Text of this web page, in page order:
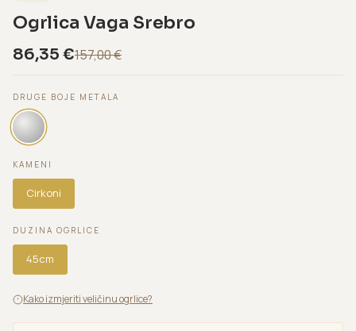
Ogrlica Vaga Srebro
86,35 €157,00€
DRUGE BOJE METALA
KAMENI
Cirkoni
DUZINA OGRLICE
45cm
Kako izmjeriti veličinu ogrlice?